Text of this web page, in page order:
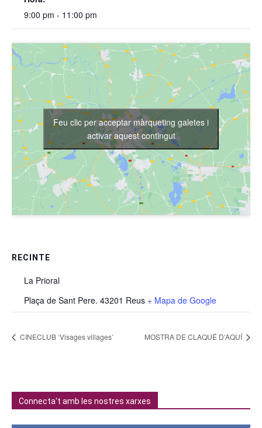
9:00 pm - 11:00 pm
RECINTE
La Prioral
Plaça de Sant Pere. 43201 Reus + Mapa de Google
Feu clic per acceptar màrqueting galetes i
activar aquest contingut
CINECLUB ‘Visages villages’ MOSTRA DE CLAQUÉ D’AQUÍ
Connecta't amb les nostres xarxes